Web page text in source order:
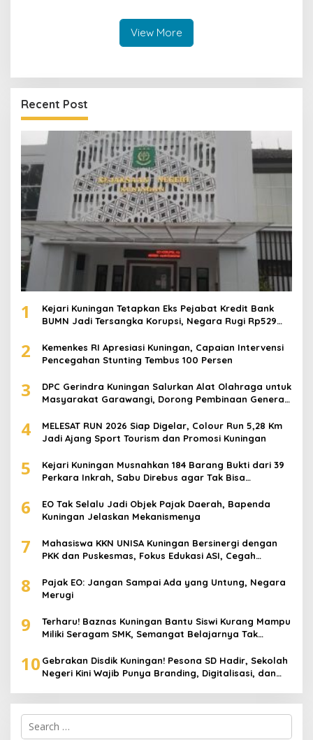
View More
Recent Post
1
Kejari Kuningan Tetapkan Eks Pejabat Kredit Bank
BUMN Jadi Tersangka Korupsi, Negara Rugi Rp529
2
Kemenkes RI Apresiasi Kuningan, Capaian Intervensi
Pencegahan Stunting Tembus 100 Persen
3
DPC Gerindra Kuningan Salurkan Alat Olahraga untuk
Masyarakat Garawangi, Dorong Pembinaan Generasi
4
MELESAT RUN 2026 Siap Digelar, Colour Run 5,28 Km
Jadi Ajang Sport Tourism dan Promosi Kuningan
5
Kejari Kuningan Musnahkan 184 Barang Bukti dari 39
Perkara Inkrah, Sabu Direbus agar Tak Bisa
6
EO Tak Selalu Jadi Objek Pajak Daerah, Bapenda
Kuningan Jelaskan Mekanismenya
7
Mahasiswa KKN UNISA Kuningan Bersinergi dengan
PKK dan Puskesmas, Fokus Edukasi ASI, Cegah
8
Pajak EO: Jangan Sampai Ada yang Untung, Negara
Merugi
9
Terharu! Baznas Kuningan Bantu Siswi Kurang Mampu
Miliki Seragam SMK, Semangat Belajarnya Tak
10 Gebrakan Disdik Kuningan! Pesona SD Hadir, Sekolah
Negeri Kini Wajib Punya Branding, Digitalisasi, dan
Search
for: